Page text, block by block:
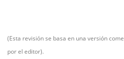
(Esta revisión se basa en una versión
por el editor).